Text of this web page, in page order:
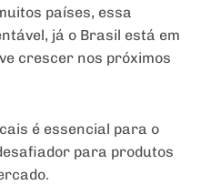
países, essa
já o Brasil está em
crescer nos próximos
é essencial para o
para produtos